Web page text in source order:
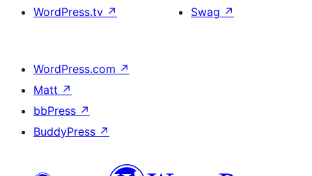
WordPress.tv ↗
Swag ↗
WordPress.com ↗
Matt ↗
bbPress ↗
BuddyPress ↗